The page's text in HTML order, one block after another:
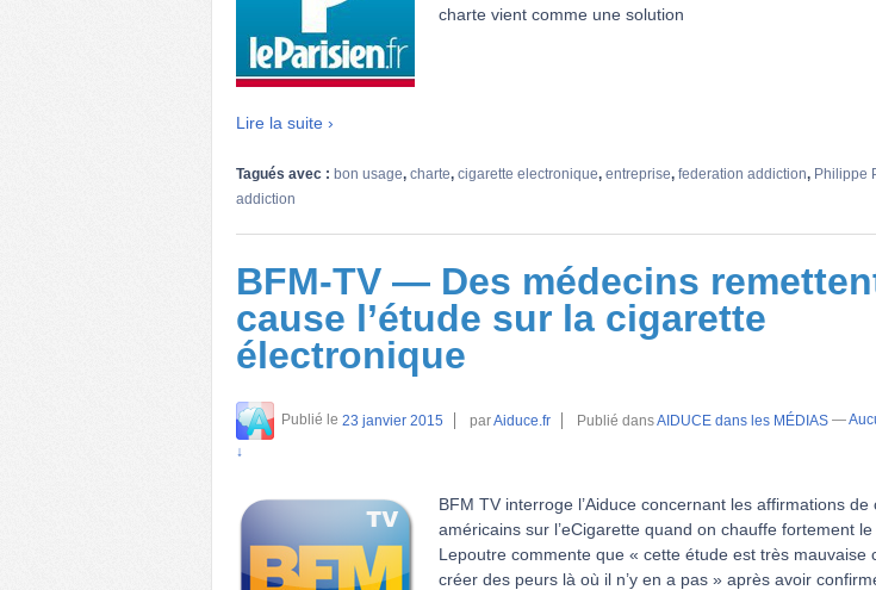
charte vient comme une solution
Lire la suite ›
Tagués avec : bon usage, charte, cigarette electronique, entreprise, federation addiction, Philippe
addiction
BFM-TV — Des médecins
cause l’étude sur la cigarette
électronique
Publié le 23 janvier 2015 parAiduce.fr Publié dansAIDUCE dans les MÉDIAS —
↓
BFM TV interroge l’Aiduce concernant les affirmations de
américains sur l’eCigarette quand on chauffe fortement
Lepoutre commente que « cette étude est très mauvaise
créer des peurs là où il n’y en a pas » après avoir